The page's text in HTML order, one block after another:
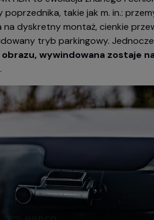
takie jak m. in.:
dyskretny montaż, cienkie
tryb parkingowy.
wywindowana zostaje
.